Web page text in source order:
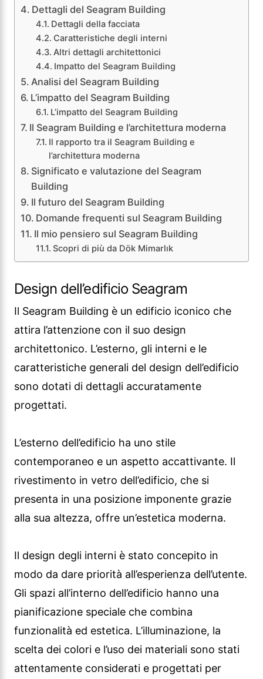
Dettagli del Seagram Building
Dettagli della facciata
Caratteristiche degli interni
Altri dettagli architettonici
Impatto del Seagram Building
Analisi del Seagram Building
L’impatto del Seagram Building
L’impatto del Seagram Building
Il Seagram Building e l’architettura moderna
Il rapporto tra il Seagram Building e
l’architettura moderna
Significato e valutazione del Seagram
Building
Il futuro del Seagram Building
Domande frequenti sul Seagram Building
Il mio pensiero sul Seagram Building
Scopri di più da Dök Mimarlık
Design dell’edificio Seagram
Il Seagram Building è un edificio iconico che
attira l’attenzione con il suo design
architettonico. L’esterno, gli interni e le
caratteristiche generali del design dell’edificio
sono dotati di dettagli accuratamente
progettati.
L’esterno dell’edificio ha uno stile
contemporaneo e un aspetto accattivante. Il
rivestimento in vetro dell’edificio, che si
presenta in una posizione imponente grazie
alla sua altezza, offre un’estetica moderna.
Il design degli interni è stato concepito in
modo da dare priorità all’esperienza dell’utente.
Gli spazi all’interno dell’edificio hanno una
pianificazione speciale che combina
funzionalità ed estetica. L’illuminazione, la
scelta dei colori e l’uso dei materiali sono stati
attentamente considerati e progettati per